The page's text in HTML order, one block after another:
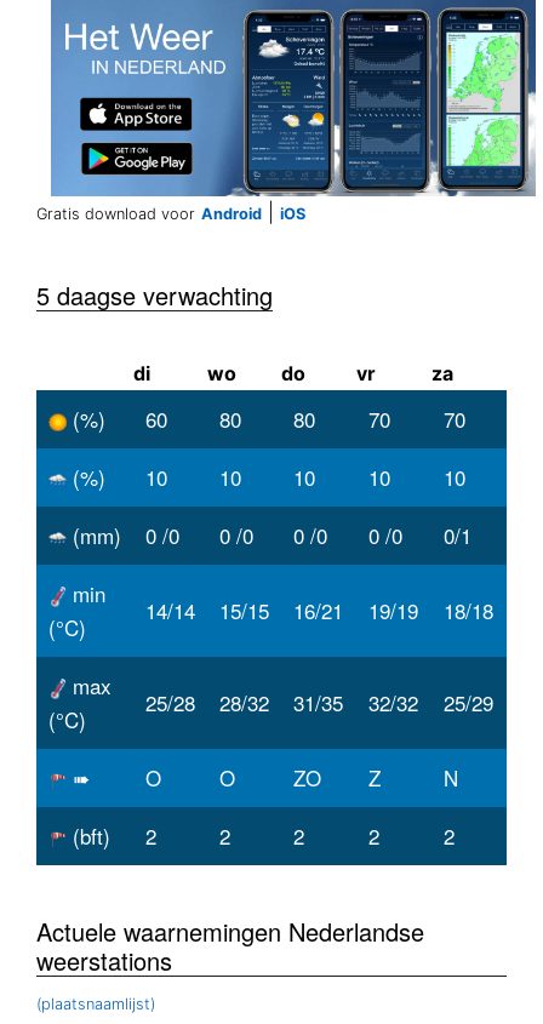
Gratis download voor Android iOS
5 daagse verwachting
di wo do vr za
(%) 60 80 80 70
70
(%)
10 10 10 10
10
(mm)
0 /0 0 /0 0 /0 0 /0
0/1
min
(°C)
14/14 15/15 16/21 19/19 18/18
max
(°C)
25/28 28/32 31/35 32/32 25/29
➠ O O ZO Z
N
(bft)
2 2 2 2 2
Actuele waarnemingen Nederlandse
weerstations
(plaatsnaamlijst)